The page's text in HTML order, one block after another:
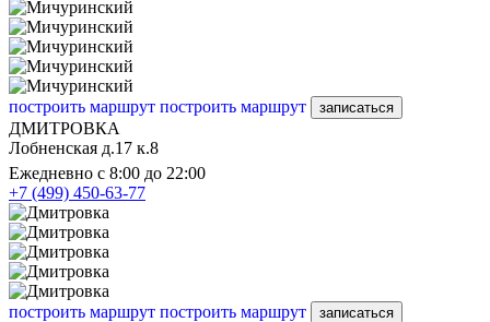
построить маршрут построить маршрут записаться
ДМИТРОВКА
Лобненская д.17 к.8
Ежедневно с 8:00 до 22:00
+7 (499) 450-63-77
построить маршрут построить маршрут записаться